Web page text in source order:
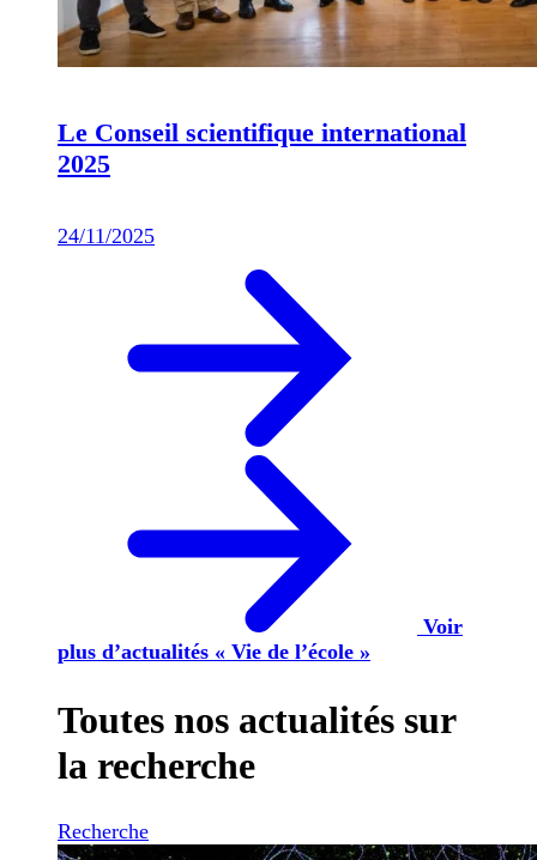
Le Conseil scientifique international
2025
24/11/2025
Voir
plus d’actualités « Vie de l’école »
Toutes nos actualités sur
la recherche
Recherche